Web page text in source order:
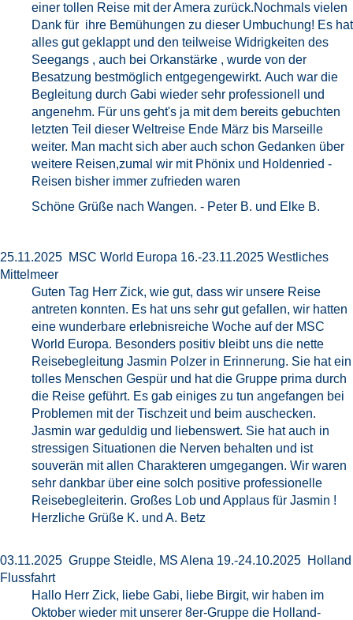
einer tollen Reise mit der Amera zurück.Nochmals vielen
Dank für ihre Bemühungen zu dieser Umbuchung! Es hat
alles gut geklappt und den teilweise Widrigkeiten des
Seegangs , auch bei Orkanstärke , wurde von der
Besatzung bestmöglich entgegengewirkt. Auch war die
Begleitung durch Gabi wieder sehr professionell und
angenehm. Für uns geht's ja mit dem bereits gebuchten
letzten Teil dieser Weltreise Ende März bis Marseille
weiter. Man macht sich aber auch schon Gedanken über
weitere Reisen,zumal wir mit Phönix und Holdenried -
Reisen bisher immer zufrieden waren
Schöne Grüße nach Wangen. - Peter B. und Elke B.
25.11.2025 MSC World Europa 16.-23.11.2025 Westliches
Mittelmeer
Guten Tag Herr Zick, wie gut, dass wir unsere Reise
antreten konnten. Es hat uns sehr gut gefallen, wir hatten
eine wunderbare erlebnisreiche Woche auf der MSC
World Europa. Besonders positiv bleibt uns die nette
Reisebegleitung Jasmin Polzer in Erinnerung. Sie hat ein
tolles Menschen Gespür und hat die Gruppe prima durch
die Reise geführt. Es gab einiges zu tun angefangen bei
Problemen mit der Tischzeit und beim auschecken.
Jasmin war geduldig und liebenswert. Sie hat auch in
stressigen Situationen die Nerven behalten und ist
souverän mit allen Charakteren umgegangen. Wir waren
sehr dankbar über eine solch positive professionelle
Reisebegleiterin. Großes Lob und Applaus für Jasmin !
Herzliche Grüße K. und A. Betz
03.11.2025 Gruppe Steidle, MS Alena 19.-24.10.2025 Holland
Flussfahrt
Hallo Herr Zick, liebe Gabi, liebe Birgit, wir haben im
Oktober wieder mit unserer 8er-Gruppe die Holland-